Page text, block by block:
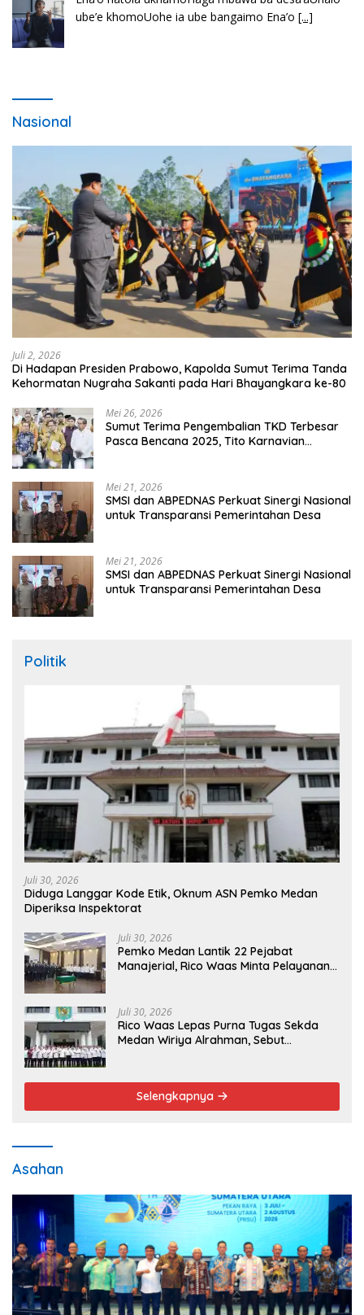
lawaö khöuMeinötö niowalu, mela’angdröi ita
Nasional
Juli 2, 2026
Di Hadapan Presiden Prabowo, Kapolda Sumut Terima Tanda
Kehormatan Nugraha Sakanti pada Hari Bhayangkara ke-80
Mei 26, 2026
Sumut Terima Pengembalian TKD Terbesar
Pasca Bencana 2025, Tito Karnavian
Mei 21, 2026
SMSI dan ABPEDNAS Perkuat Sinergi Nasional
untuk Transparansi Pemerintahan Desa
Mei 21, 2026
SMSI dan ABPEDNAS Perkuat Sinergi Nasional
untuk Transparansi Pemerintahan Desa
Politik
Juli 30, 2026
Diduga Langgar Kode Etik, Oknum ASN Pemko Medan
Diperiksa Inspektorat
Juli 30, 2026
Pemko Medan Lantik 22 Pejabat
Manajerial, Rico Waas Minta Pelayanan
Juli 30, 2026
Rico Waas Lepas Purna Tugas Sekda
Medan Wiriya Alrahman, Sebut
Selengkapnya
Asahan